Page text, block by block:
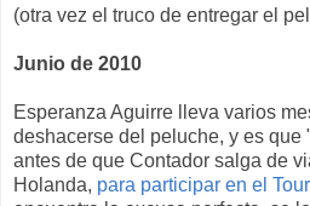
(otra vez el truco de entregar el
Junio de 2010
Esperanza Aguirre lleva varios
deshacerse del peluche, y es que
antes de que Contador salga de
Holanda, para participar en el